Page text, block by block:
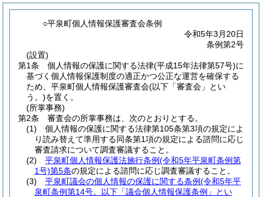
○平泉町個人情報保護審査会条例
令和5年3月20日
条例第2号
(設置)
第1条
個人情報の保護に関する法律(平成15年法律第57号)に
基づく個人情報保護制度の適正かつ公正な運営を確保する
ため、平泉町個人情報保護審査会(以下「審査会」とい
う。)を置く。
(所掌事務)
第2条
審査会の所掌事務は、次のとおりとする。
(1)
個人情報の保護に関する法律第105条第3項の規定によ
り読み替えて準用する同条第1項の規定による諮問に応じ
審査請求について調査審議すること。
(2)
平泉町個人情報保護法施行条例(令和5年平泉町条例第
1号)第5条の規定による諮問に応じ調査審議すること。
(3)
平泉町議会の個人情報の保護に関する条例(令和5年平
泉町条例第14号。以下「議会個人情報保護条例」とい